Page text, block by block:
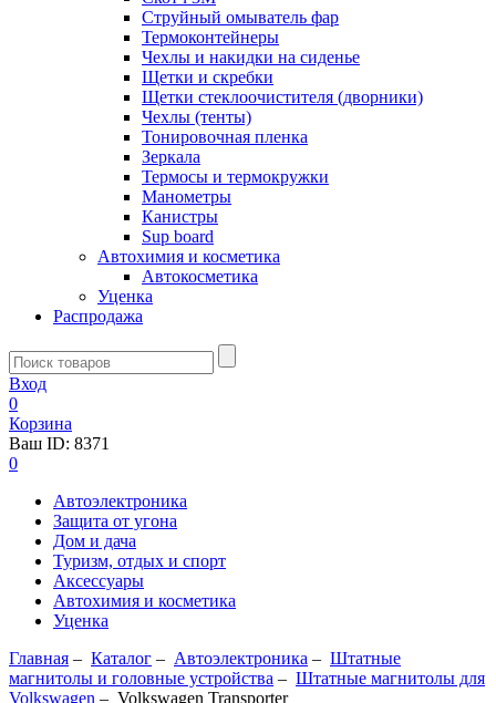
Струйный омыватель фар
Термоконтейнеры
Чехлы и накидки на сиденье
Щетки и скребки
Щетки стеклоочистителя (дворники)
Чехлы (тенты)
Тонировочная пленка
Зеркалa
Термосы и термокружки
Манометры
Канистры
Sup board
Автохимия и косметика
Автокосметика
Уценка
Распродажа
Вход
0
Корзина
Ваш ID: 8371
0
Автоэлектроника
Защита от угона
Дом и дача
Туризм, отдых и спорт
Аксессуары
Автохимия и косметика
Уценка
Главная – Каталог – Автоэлектроника – Штатные
магнитолы и головные устройства – Штатные магнитолы для
Volkswagen – Volkswagen Transporter